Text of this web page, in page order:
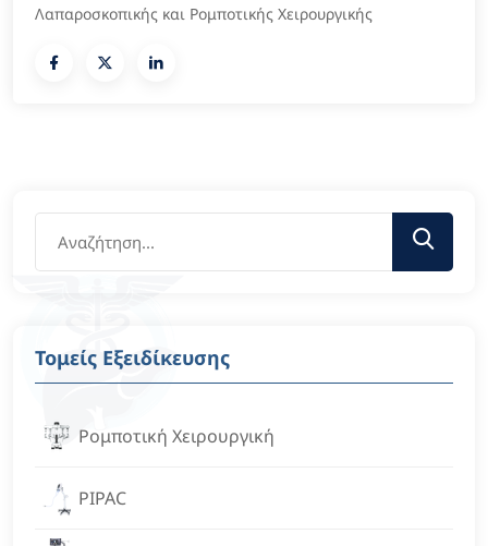
Λαπαροσκοπικής και Ρομποτικής Χειρουργικής
Τομείς Εξειδίκευσης
Ρομποτική Χειρουργική
PIPAC